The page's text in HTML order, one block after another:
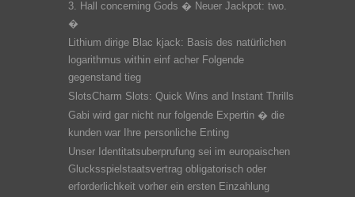
3. Hall concerning Gods � Neuer Jackpot: two.
�
Lithium dirige Blac kjack: Basis des natürlichen
logarithmus within einf acher Folgende
gegenstand tieg
SlotsCharm Slots: Quick Wins and Instant Thrills
Gabi wird gar nicht nur folgende Expertin � die
kunden war Ihre personliche Enting
Unser Identitatsuberprufung sei im europaischen
Glucksspielstaatsvertrag obligatorisch oder
erforderlichkeit vorher ein ersten Einzahlung